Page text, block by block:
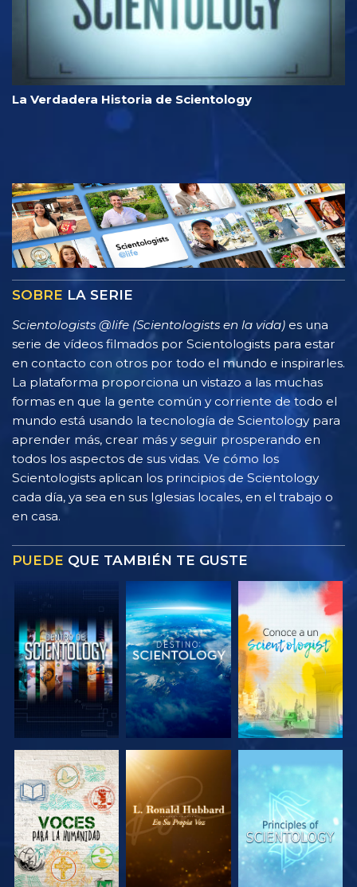
La Verdadera Historia de Scientology
SOBRE LA SERIE
Scientologists @life (Scientologists en la vida) es una
serie de vídeos filmados por Scientologists para estar
en contacto con otros por todo el mundo e inspirarles.
La plataforma proporciona un vistazo a las muchas
formas en que la gente común y corriente de todo el
mundo está usando la tecnología de Scientology para
aprender más, crear más y seguir prosperando en
todos los aspectos de sus vidas. Ve cómo los
Scientologists aplican los principios de Scientology
cada día, ya sea en sus Iglesias locales, en el trabajo o
en casa.
PUEDE QUE TAMBIÉN TE GUSTE
EXPLORA LAS
SERIES
EXPLORA LAS
SERIES
EXPLORA LAS
SERIES